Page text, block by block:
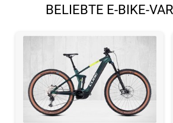
BELIEBTE E-BIKE-